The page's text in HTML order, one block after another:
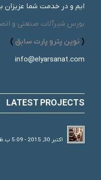
ایم و در خدمت شما عزیزان
بورس شیرآلات صنعتی و
( نوین پترو پارت سابق )
info@elyarsanat.com
LATEST PROJECTS
اکتبر 30, 2015 - 5:09 ب.ظ